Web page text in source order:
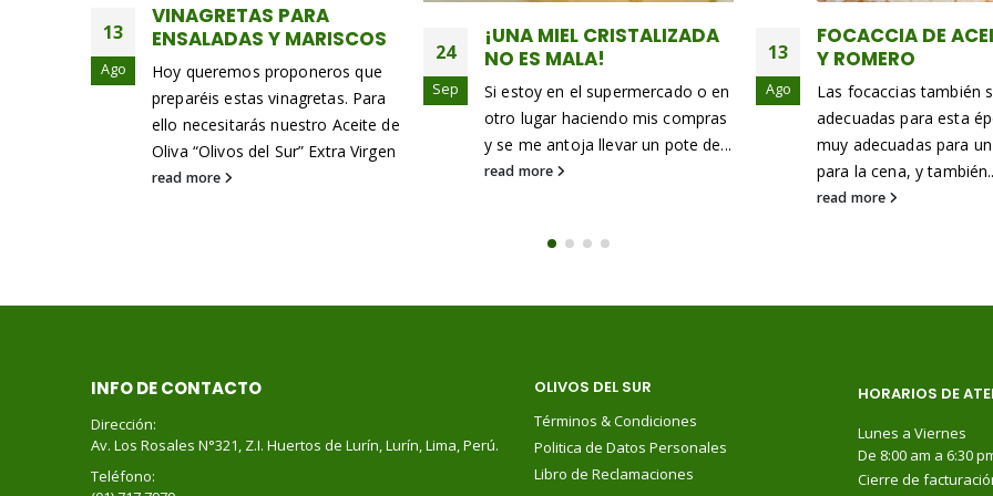
24
Sep
¡UNA MIEL CRISTALIZADA
Si estoy en el supermercado o en
otro lugar haciendo mis compras
y se me antoja llevar un pote de...
read more
13
Ago
FOCACCIA DE ACEITUNAS
Y ROMERO
Las focaccias también son muy
adecuadas para esta época, son
muy adecuadas para un brunch o
para la cena, y también...
13
Ago
TOSTADAS
¿Y qué tal un gustito de
tarde? Aprende a
Tostadas saludables
ingredientes. Solo
Palta, tomate,...
read more
INFO DE CONTACTO
Dirección:
Av. Los Rosales N°321, Z.I. Huertos de Lurín, Lurín, Lima, Perú.
Teléfono:
OLIVOS DEL SUR
Términos & Condiciones
Politica de Datos Personales
Libro de Reclamaciones
HORARIOS DE
Lunes a Viernes
De 8:00 am a 6:30
Cierre de